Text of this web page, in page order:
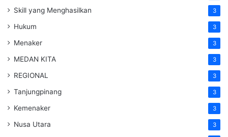
Skill yang Menghasilkan 3
Hukum 3
Menaker 3
MEDAN KITA 3
REGIONAL 3
Tanjungpinang 3
Kemenaker 3
Nusa Utara 3